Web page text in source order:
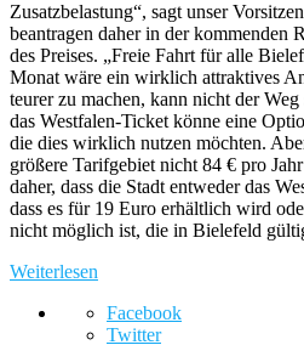
Zusatzbelastung“, sagt unser
beantragen daher in der kommenden
des Preises. „Freie Fahrt für alle
Monat wäre ein wirklich attraktives
teurer zu machen, kann nicht der
das Westfalen-Ticket könne eine
die dies wirklich nutzen möchten.
größere Tarifgebiet nicht 84 € pro
daher, dass die Stadt entweder das
dass es für 19 Euro erhältlich wird
nicht möglich ist, die in Bielefeld
Weiterlesen
Facebook
Twitter